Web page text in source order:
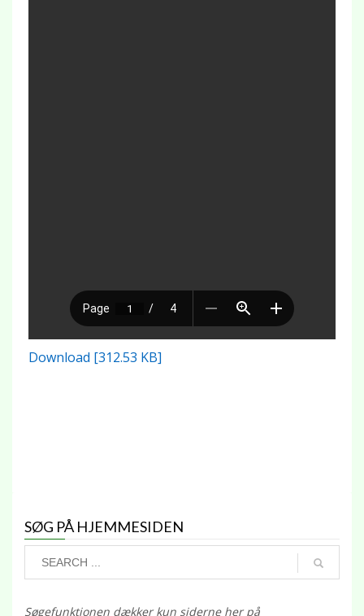
Download [312.53 KB]
SØG PÅ HJEMMESIDEN
Søgefunktionen dækkerkun siderne her på